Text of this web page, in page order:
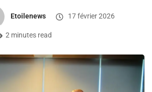
Etoilenews 17 février 2026
2 minutes read